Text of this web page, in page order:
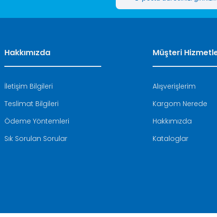
Hakkımızda
İletişim Bilgileri
Teslimat Bilgileri
Ödeme Yöntemleri
Sık Sorulan Sorular
Müşteri
Alışverişlerim
Kargom Nerede
Hakkımızda
Kataloglar